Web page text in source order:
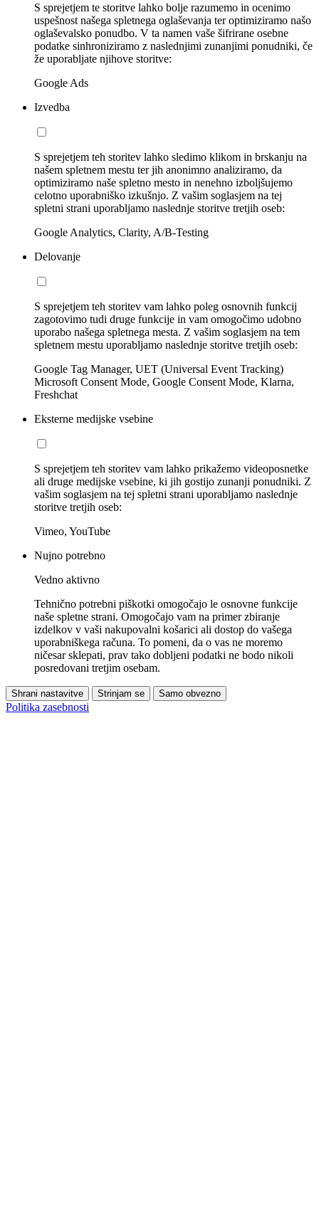
S sprejetjem te storitve lahko bolje razumemo in ocenimo
uspešnost našega spletnega oglaševanja ter optimiziramo našo
oglaševalsko ponudbo. V ta namen vaše šifrirane osebne
podatke sinhroniziramo z naslednjimi zunanjimi ponudniki, če
že uporabljate njihove storitve:
Google Ads
Izvedba
S sprejetjem teh storitev lahko sledimo klikom in brskanju na
našem spletnem mestu ter jih anonimno analiziramo, da
optimiziramo naše spletno mesto in nenehno izboljšujemo
celotno uporabniško izkušnjo. Z vašim soglasjem na tej
spletni strani uporabljamo naslednje storitve tretjih oseb:
Google Analytics, Clarity, A/B-Testing
Delovanje
S sprejetjem teh storitev vam lahko poleg osnovnih funkcij
zagotovimo tudi druge funkcije in vam omogočimo udobno
uporabo našega spletnega mesta. Z vašim soglasjem na tem
spletnem mestu uporabljamo naslednje storitve tretjih oseb:
Google Tag Manager, UET (Universal Event Tracking)
Microsoft Consent Mode, Google Consent Mode, Klarna,
Freshchat
Eksterne medijske vsebine
S sprejetjem teh storitev vam lahko prikažemo videoposnetke
ali druge medijske vsebine, ki jih gostijo zunanji ponudniki. Z
vašim soglasjem na tej spletni strani uporabljamo naslednje
storitve tretjih oseb:
Vimeo, YouTube
Nujno potrebno
Vedno aktivno
Tehnično potrebni piškotki omogočajo le osnovne funkcije
naše spletne strani. Omogočajo vam na primer zbiranje
izdelkov v vaši nakupovalni košarici ali dostop do vašega
uporabniškega računa. To pomeni, da o vas ne moremo
ničesar sklepati, prav tako dobljeni podatki ne bodo nikoli
posredovani tretjim osebam.
Shrani nastavitve Strinjam se Samo obvezno
Politika zasebnosti